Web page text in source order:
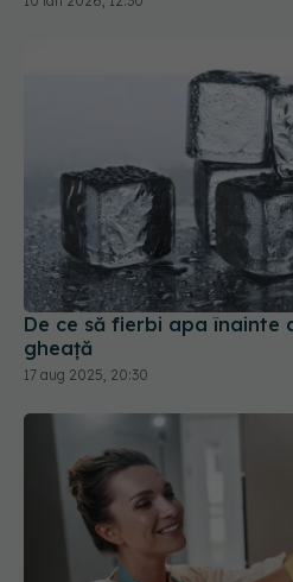
De ce să fierbi apa înainte
gheață
17 aug 2025, 20:30